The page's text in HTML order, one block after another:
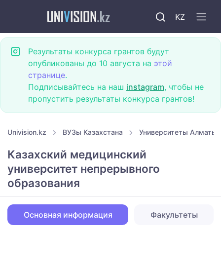
KZ
Результаты конкурса грантов будут
опубликованы до 10 августа на этой
странице.
Подписывайтесь на наш instagram, чтобы не
пропустить результаты конкурса грантов!
Univision.kz ВУЗы Казахстана Университеты Алматы
Казахский медицинский
университет непрерывного
образования
Основная информация Факультеты